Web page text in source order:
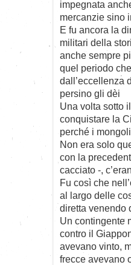
impegnata
mercanzie sino
E fu ancora la
militari della
anche sempre
quel periodo
dall’eccellenza
persino gli dèi
Una volta sotto
conquistare la
perché i
Non era solo
con la
cacciato -,
Fu così che
al largo delle
diretta venendo
Un contingente
contro il
avevano vinto,
frecce avevano